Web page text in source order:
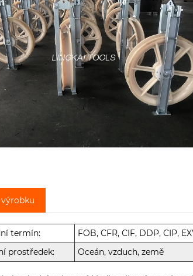
termín: FOB, CFR, CIF, DDP, CIP,
prostředek:
Oceán, vzduch, země